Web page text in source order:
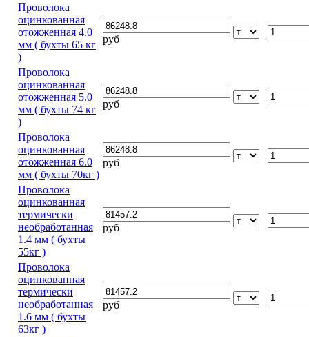
Проволока
оцинкованная
отожженная 4.0
мм ( бухты 65 кг
)
руб
Проволока
оцинкованная
отожженная 5.0
мм ( бухты 74 кг
)
руб
Проволока
оцинкованная
отожженная 6.0
мм ( бухты 70кг )
руб
Проволока
оцинкованная
термически
необработанная
1.4 мм ( бухты
55кг )
руб
Проволока
оцинкованная
термически
необработанная
1.6 мм ( бухты
63кг )
руб